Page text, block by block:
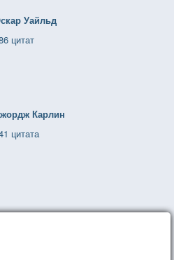
Уайльд
цитат
Карлин
цитата